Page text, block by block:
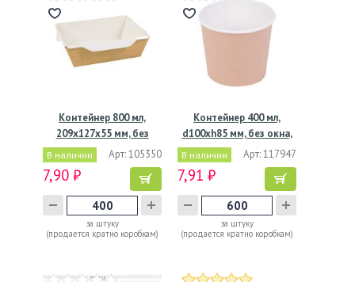
Контейнер 800 мл,
209х127х55 мм, без
окна,…
В наличии Арт: 105350
7,90 ₽
за штуку
(продается кратно коробкам)
Контейнер 400 мл,
d100хh85 мм, без окна,
без…
В наличии Арт: 117947
7,91 ₽
за штуку
(продается кратно коробкам)